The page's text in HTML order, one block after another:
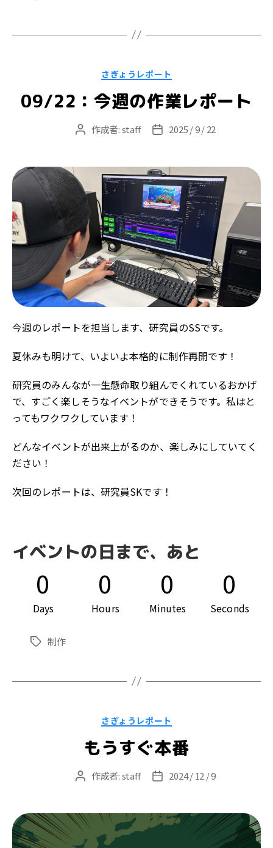
カ
テ
リ
ー
さぎょうレポート
09/22：今週の作業レポート
投 作成者:staff
投 2025 / 9 / 22
今週のレポートを担当します、研究員のSSです。
夏休みも明けて、いよいよ本格的に制作再開です！
研究員のみんなが一生懸命取り組んでくれているおかげ
で、すごく楽しそうなイベントができそうです。私はと
ってもワクワクしています！
どんなイベントが出来上がるのか、楽しみにしていてく
ださい！
次回のレポートは、研究員SKです！
イベントの日まで、あと
0
Days
0
Hours
0
Minutes
0
Seconds
タ
制作
カ
テ
リ
ー
さぎょうレポート
もうすぐ本番
投 作成者:staff
投 2024 / 12 / 9